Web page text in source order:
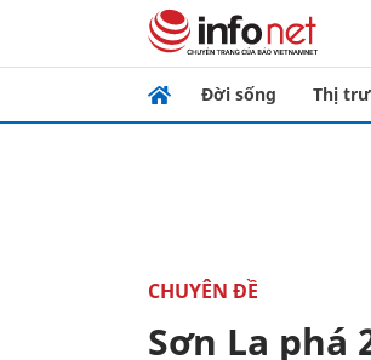
Đời sống Thị
CHUYÊN ĐỀ
Sơn La phá